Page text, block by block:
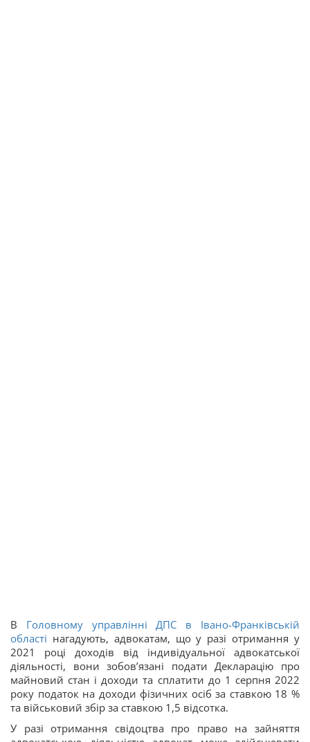
В Головному управлінні ДПС в Івано-Франківській
області нагадують, адвокатам, що у разі отримання у
2021 році доходів від індивідуальної адвокатської
діяльності, вони зобов’язані подати Декларацію про
майновий стан і доходи та сплатити до 1 серпня 2022
року податок на доходи фізичних осіб за ставкою 18 %
та військовий збір за ставкою 1,5 відсотка.
У разі отримання свідоцтва про право на зайняття